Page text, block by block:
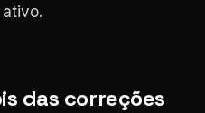
das correções